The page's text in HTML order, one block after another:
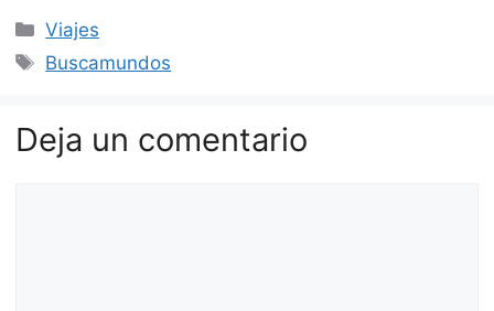
Categorías
Viajes
Etiquetas
Buscamundos
Deja un comentario